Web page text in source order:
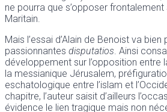
ne pourra que s’opposer
Maritain.
Mais l’essai d’Alain de Benoist va
passionnantes disputatios. Ainsi
développement sur l’opposition entre
la messianique Jérusalem,
eschatologique entre l’islam et
chapitre, l’auteur saisit d’ailleurs
évidence le lien tragique mais non